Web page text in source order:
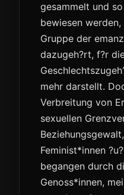
gesammelt und
bewiesen
Gruppe der
dazugeh?rt, f?r
mehr darstellt.
Verbreitung von
sexuellen
Feminist*innen
begangen durch
Genoss*innen,